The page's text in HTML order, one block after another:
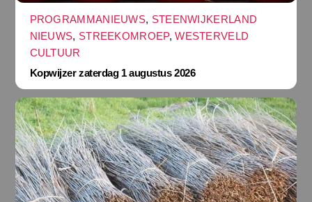
PROGRAMMANIEUWS, STEENWIJKERLAND
NIEUWS, STREEKOMROEP,WESTERVELD
CULTUUR
Kopwijzer zaterdag 1 augustus 2026